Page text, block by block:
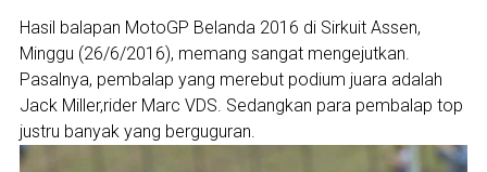
Hasil balapan MotoGP Belanda 2016 di Sirkuit Assen,
Minggu (26/6/2016), memang sangat mengejutkan.
Pasalnya, pembalap yang merebut podium juara adalah
Jack Miller,rider Marc VDS. Sedangkan para pembalap top
justru banyak yang berguguran.